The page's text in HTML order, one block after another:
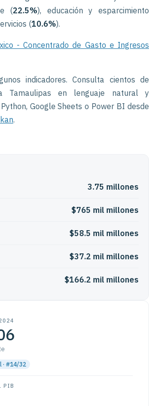
(22.5%), educación y esparcimiento
(10.6%).
- Concentrado de Gasto e Ingresos
indicadores. Consulta cientos de
Tamaulipas en lenguaje natural y
Google Sheets o Power BI desde
.
3.75 millones
$765 mil millones
$58.5 mil millones
$37.2 mil millones
$166.2 mil millones
· #14/32
PIB